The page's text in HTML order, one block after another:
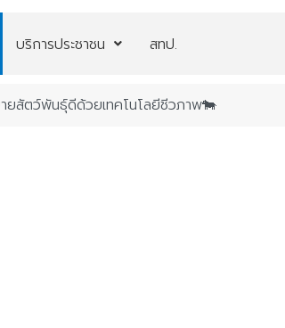
บริการประชาชน สทป.
ยสัตว์พันธุ์ดีด้วยเทคโนโลยีชีวภาพ🐄